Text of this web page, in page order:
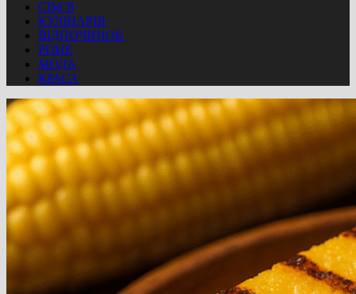
СІМ’Я
КУЛІНАРІЯ
ВІДПОЧИНОК
РІЗНЕ
МОДА
КРАСА